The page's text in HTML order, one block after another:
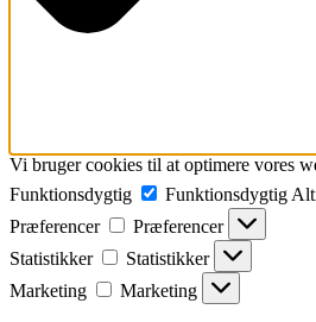
Vi bruger cookies til at optimere vores
Funktionsdygtig
Funktionsdygtig
Præferencer
Præferencer
Statistikker
Statistikker
Marketing
Marketing